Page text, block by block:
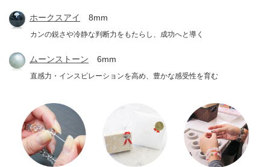
ホークスアイ 8mm
カンの鋭さや冷静な判断力をもたらし、成功へと導く
ムーンストーン 6mm
直感力・インスピレーションを高め、豊かな感受性を育む